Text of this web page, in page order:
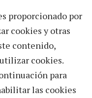
proporcionado por
cookies y otras
contenido,
cookies.
para
las cookies